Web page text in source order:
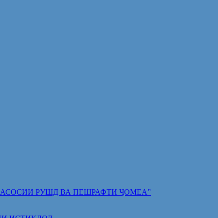
АСОСИИ РУШД ВА ПЕШРАФТИ ҶОМЕА”